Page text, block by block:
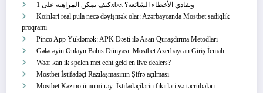
كيف يمكن المراهنة على 1xbet وتفادي الأخطاء الشائعة؟
Koinləri real pula necə dəyişmək olar: Azərbaycanda Mostbet sadiqlik
proqramı
Pinco App Yükləmək: APK Dəsti ilə Asan Quraşdırma Metodları
Gələcəyin Onlayn Bahis Dünyası: Mostbet Azerbaycan Giriş İcmalı
Waar kan ik spelen met echt geld en live dealers?
Mostbet İstifadəçi Razılaşmasının Şifrə açılması
Mostbet Kazino ümumi rəy: İstifadəçilərin fikirləri və təcrübələri